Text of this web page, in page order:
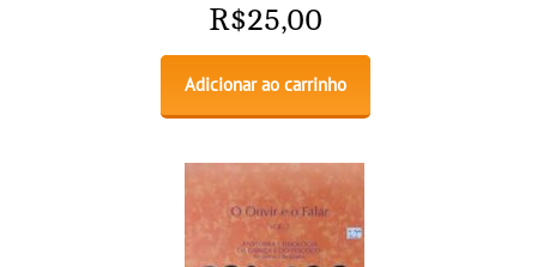
R$25,00
Adicionar ao carrinho